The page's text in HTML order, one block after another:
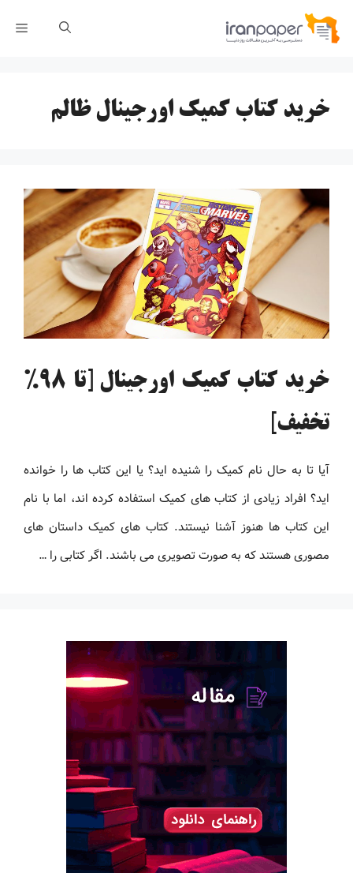
پرش
خرید کتاب کمیک اورجینال ظالم
خرید کتاب کمیک اورجینال [تا 98%
تخفیف]
آیا تا به حال نام کمیک را شنیده اید؟ یا این کتاب ها را خوانده
اید؟ افراد زیادی از کتاب های کمیک استفاده کرده اند، اما با نام
این کتاب ها هنوز آشنا نیستند. کتاب های کمیک داستان های
مصوری هستند که به صورت تصویری می باشند. اگر کتابی را …